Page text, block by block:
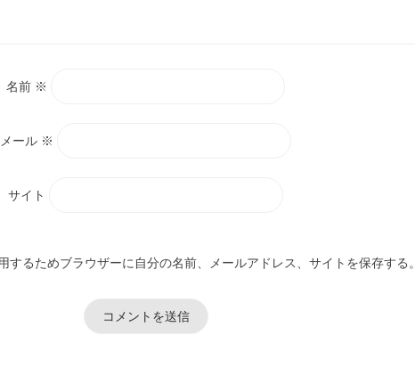
名前 ※
メール ※
サイト
するためブラウザーに自分の名前、メールアドレス、サイトを保存する。